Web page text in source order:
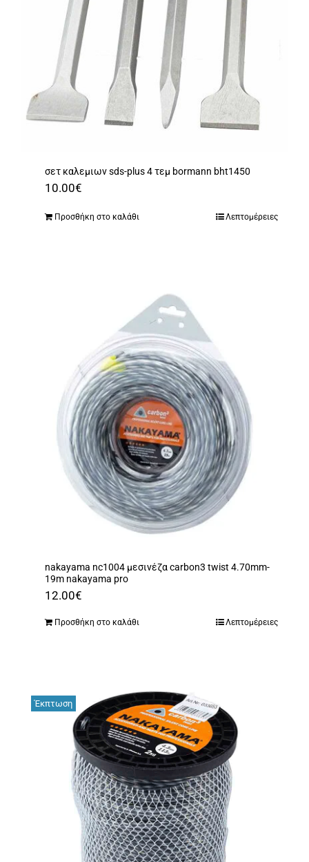
σετ καλεμιων sds-plus 4 τεμ bormann bht1450
10.00€
Προσθήκη στο καλάθι Λεπτομέρειες
nakayama nc1004 μεσινέζα carbon3 twist 4.70mm-
19m nakayama pro
12.00€
Προσθήκη στο καλάθι Λεπτομέρειες
Έκπτωση